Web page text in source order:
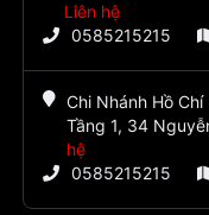
Liên hệ
0585215215
Chi Nhánh Hồ Chí
Tầng 1, 34
hệ
0585215215